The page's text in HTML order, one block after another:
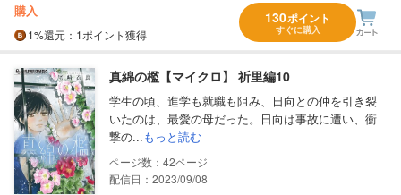
購入
1%還元 ：1ポイント獲得
130ポイント
すぐに購入
真綿の檻【マイクロ】 祈里編10
学生の頃、進学も就職も阻み、日向との仲を引き裂
いたのは、最愛の母だった。日向は事故に遭い、衝
撃の...もっと読む
42
配信日：2023/09/08